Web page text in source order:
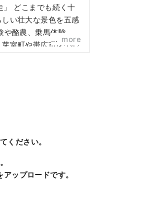
どこまでも続く十
い壮大な景色を五感
酪農、乗馬体験、
室町や帯広市を中心
たオーダーメイド
more
ください。
ップロードです。